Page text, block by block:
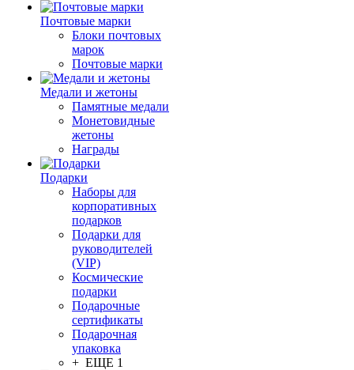
Почтовые марки
Блоки почтовых
марок
Почтовые марки
Медали и жетоны
Памятные медали
Монетовидные
жетоны
Награды
Подарки
Наборы для
корпоративных
подарков
Подарки для
руководителей
(VIP)
Космические
подарки
Подарочные
сертификаты
Подарочная
упаковка
+ ЕЩЕ 1